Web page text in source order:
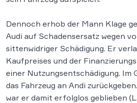
Dennoch erhob der Mann Klage
Audi auf Schadensersatz wegen
sittenwidriger Schädigung. Er
Kaufpreises und der
einer Nutzungsentschädigung. Im
das Fahrzeug an Andi
war er damit erfolglos geblieben